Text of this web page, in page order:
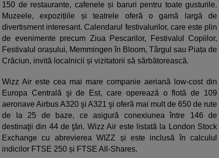
150 de restaurante, cafenele și baruri pentru toate gusturile.
Muzeele, expozițiile și teatrele oferă o gamă largă de
divertisment interesant. Calendarul festivalurilor, care este plin
de evenimente precum Ziua Pescarilor, Festivalul Copiilor,
Festivalul orașului, Memmingen în Bloom, Târgul sau Piața de
Crăciun, invită localnicii și vizitatorii să sărbătorească.
Wizz Air este cea mai mare companie aeriană low-cost din
Europa Centrală şi de Est, care operează o flotă de 109
aeronave Airbus A320 şi A321 şi oferă mai mult de 650 de rute
de la 25 de baze, ce asigură conexiunea între 146 de
destinaţii din 44 de ţări. Wizz Air este listată la London Stock
Exchange cu abrevierea WIZZ și este inclusă în calculul
indicilor FTSE 250 și FTSE All-Shares.